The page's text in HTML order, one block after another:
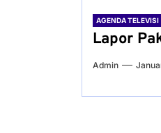
AGENDA TELEVISI
Lapor
Admin